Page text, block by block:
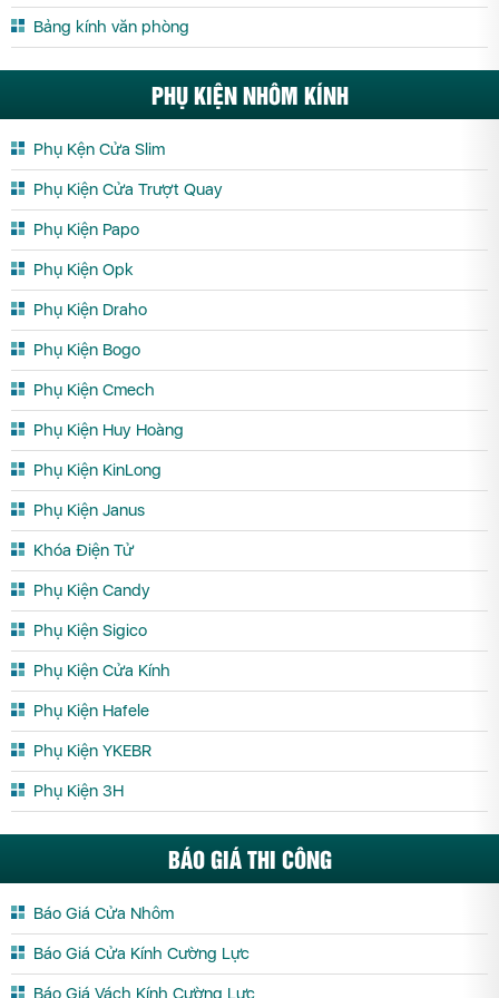
Bảng kính văn phòng
PHỤ KIỆN NHÔM KÍNH
Phụ Kện Cửa Slim
Phụ Kiện Cửa Trượt Quay
Phụ Kiện Papo
Phụ Kiện Opk
Phụ Kiện Draho
Phụ Kiện Bogo
Phụ Kiện Cmech
Phụ Kiện Huy Hoàng
Phụ Kiện KinLong
Phụ Kiện Janus
Khóa Điện Tử
Phụ Kiện Candy
Phụ Kiện Sigico
Phụ Kiện Cửa Kính
Phụ Kiện Hafele
Phụ Kiện YKEBR
Phụ Kiện 3H
BÁO GIÁ THI CÔNG
Báo Giá Cửa Nhôm
Báo Giá Cửa Kính Cường Lực
Báo Giá Vách Kính Cường Lực